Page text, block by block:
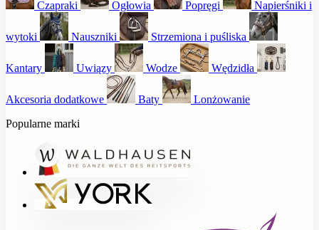
Czapraki Ogłowia Popręgi Napierśniki i
wytoki Nauszniki Strzemiona i puśliska
Kantary Uwiązy Wodze Wędzidła
Akcesoria dodatkowe Baty
Lonżowanie
Popularne marki